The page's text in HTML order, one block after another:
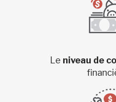
Le niveau de